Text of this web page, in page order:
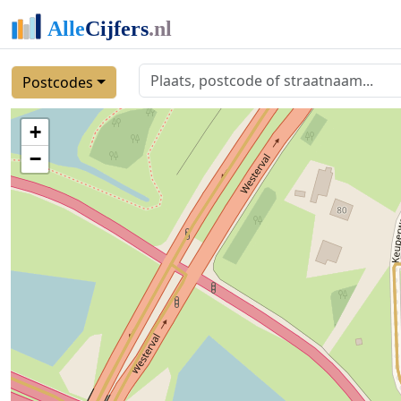
Postcodes
+
−